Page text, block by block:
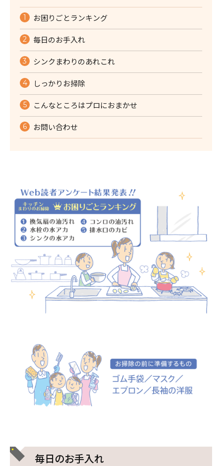
お困りごとランキング
毎日のお手入れ
シンクまわりのあれこれ
しっかりお掃除
こんなところはプロにおまかせ
お問い合わせ
毎日のお手入れ